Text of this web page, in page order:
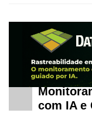
com IA e